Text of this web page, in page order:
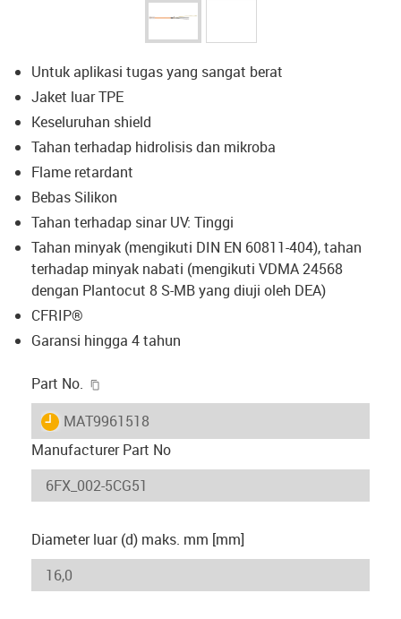
Untuk aplikasi tugas yang sangat berat
Jaket luar TPE
Keseluruhan shield
Tahan terhadap hidrolisis dan mikroba
Flame retardant
Bebas Silikon
Tahan terhadap sinar UV: Tinggi
Tahan minyak (mengikuti DIN EN 60811-404), tahan
terhadap minyak nabati (mengikuti VDMA 24568
dengan Plantocut 8 S-MB yang diuji oleh DEA)
CFRIP®
Garansi hingga 4 tahun
Part No.
igus-icon-lieferzeit
MAT9961518
Manufacturer Part No
Diameter luar (d) maks. mm [mm]